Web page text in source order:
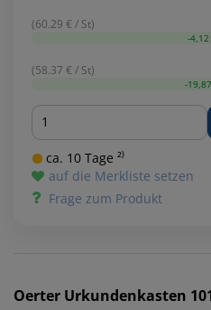
(60.29 € / St)
-4,12
(58.37 € / St)
-
Menge
ca. 10 Tage ²⁾
auf die Merkliste setzen
Frage zum Produkt
Oerter Urkundenkasten